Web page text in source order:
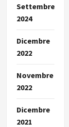
Settembre
2024
Dicembre
2022
Novembre
2022
Dicembre
2021